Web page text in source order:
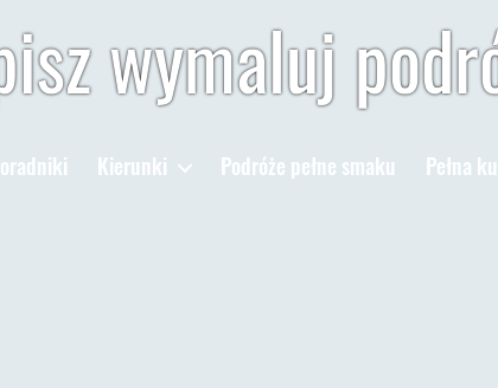
wymaluj
Kierunki Podróże pełne smaku Pełna